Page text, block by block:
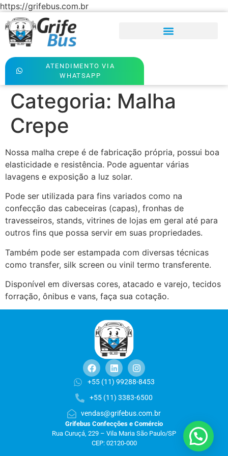
https://grifebus.com.br
ATENDIMENTO VIA
WHATSAPP
Categoria: Malha
Crepe
Nossa malha crepe é de fabricação própria, possui boa
elasticidade e resistência. Pode aguentar várias
lavagens e exposição a luz solar.
Pode ser utilizada para fins variados como na
confecção das cabeceiras (capas), fronhas de
travesseiros, stands, vitrines de lojas em geral até para
outros fins que possa servir em suas propriedades.
Também pode ser estampada com diversas técnicas
como transfer, silk screen ou vinil termo transferente.
Disponível em diversas cores, atacado e varejo, tecidos
forração, ônibus e vans, faça sua cotação.
+55 (11) 99288-8453
+55 (11) 3383-6500
vendas@grifebus.com.br
Grifebus Confecções e Comércio
Rua Curuçá, 229 – Vila Maria São Paulo/SP
CEP: 02120-000